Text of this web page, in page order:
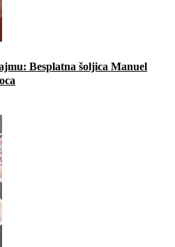
Besplatna šoljica Manuel